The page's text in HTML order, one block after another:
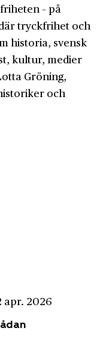
– på
tryckfrihet och
historia, svensk
kultur, medier
Gröning,
och
apr. 2026